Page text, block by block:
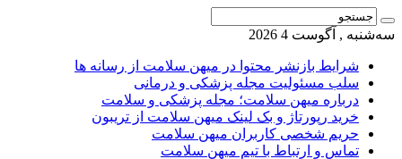
سه‌شنبه , آگوست 4 2026
شرایط بازنشر محتوا در میهن سلامت از رسانه ها
سلب مسئولیت مجله پزشکی و درمانی
درباره میهن سلامت؛ مجله پزشکی و سلامت
خرید رپورتاژ و بک لینک میهن سلامت از تریبون
حریم شخصی کاربران میهن سلامت
تماس و ارتباط با تیم میهن سلامت